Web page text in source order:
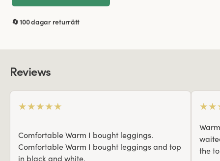
🔄 100 dagar returrätt
Reviews
★★★★★
Comfortable Warm I bought leggings.
Comfortable Warm I bought leggings and top
in black and white.
★★
the